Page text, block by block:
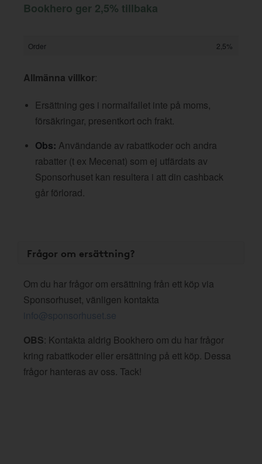
Bookhero ger 2,5% tillbaka
Order 2,5%
Allmänna villkor:
Ersättning ges i normalfallet inte på moms,
försäkringar, presentkort och frakt.
Obs: Användande av rabattkoder och andra
rabatter (t ex Mecenat) som ej utfärdats av
Sponsorhuset kan resultera i att din cashback
går förlorad.
Frågor om ersättning?
Om du har frågor om ersättning från ett köp via
Sponsorhuset, vänligen kontakta
info@sponsorhuset.se
OBS: Kontakta aldrig Bookhero om du har frågor
kring rabattkoder eller ersättning på ett köp. Dessa
frågor hanteras av oss. Tack!